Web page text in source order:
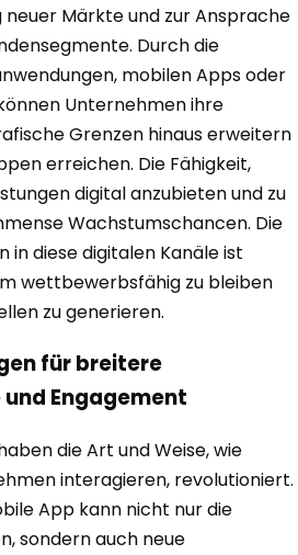
neuer Märkte und zur Ansprache
Durch die
mobilen Apps oder
Unternehmen ihre
Grenzen hinaus erweitern
erreichen. Die Fähigkeit,
digital anzubieten und zu
Wachstumschancen. Die
diese digitalen Kanäle ist
wettbewerbsfähig zu bleiben
zu generieren.
für breitere
Engagement
die Art und Weise, wie
interagieren, revolutioniert.
App kann nicht nur die
sondern auch neue